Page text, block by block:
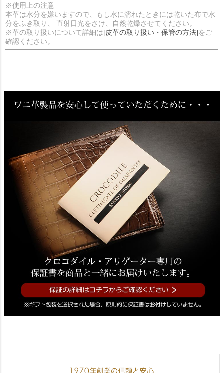
※使用上の注意
本革は水分を嫌いますので、もし水に濡れたときには乾いた布で水
分をふき取り、 直射日光をさけ、自然乾燥させてください。
※革の取り扱いについて詳細は[皮革の取り扱い・保管の方法]をご
確認ください。